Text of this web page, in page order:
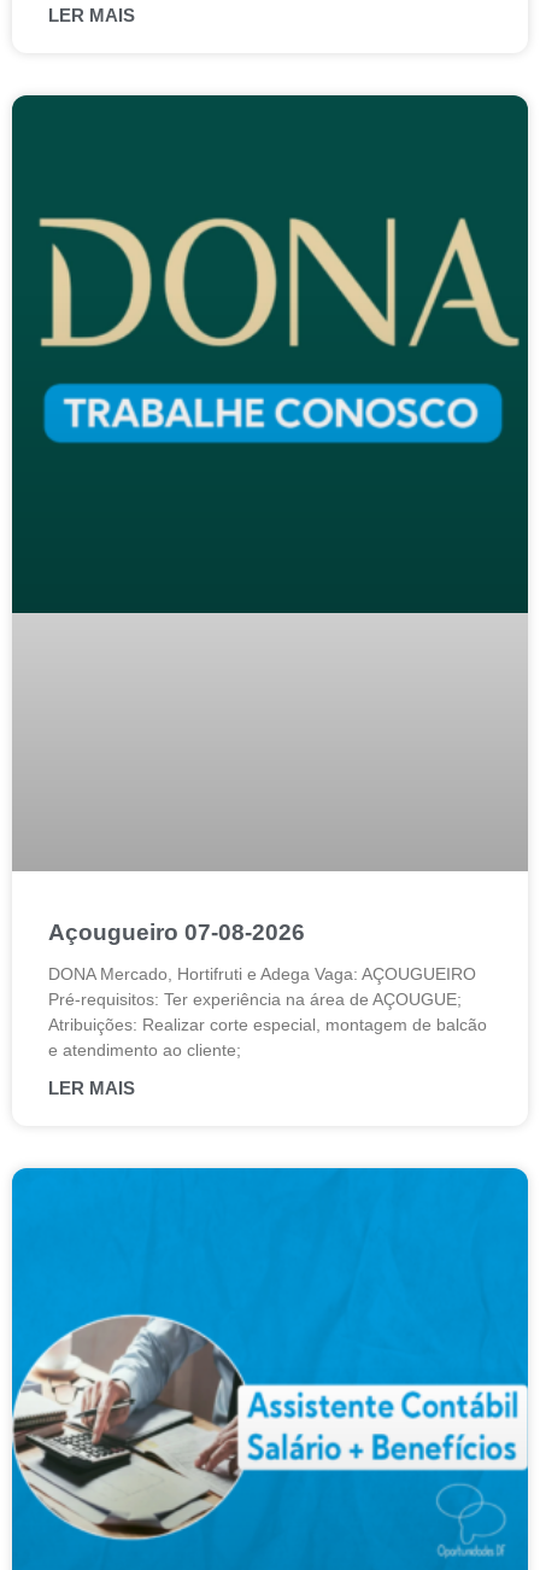
LER MAIS
Açougueiro 07-08-2026
DONA Mercado, Hortifruti e Adega Vaga: AÇOUGUEIRO
Pré-requisitos: Ter experiência na área de AÇOUGUE;
Atribuições: Realizar corte especial, montagem de balcão
e atendimento ao cliente;
LER MAIS